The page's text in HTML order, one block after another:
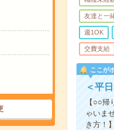
友達と一
週1OK
交費支給
ここが
＜平
【○○
ゃいま
き方！